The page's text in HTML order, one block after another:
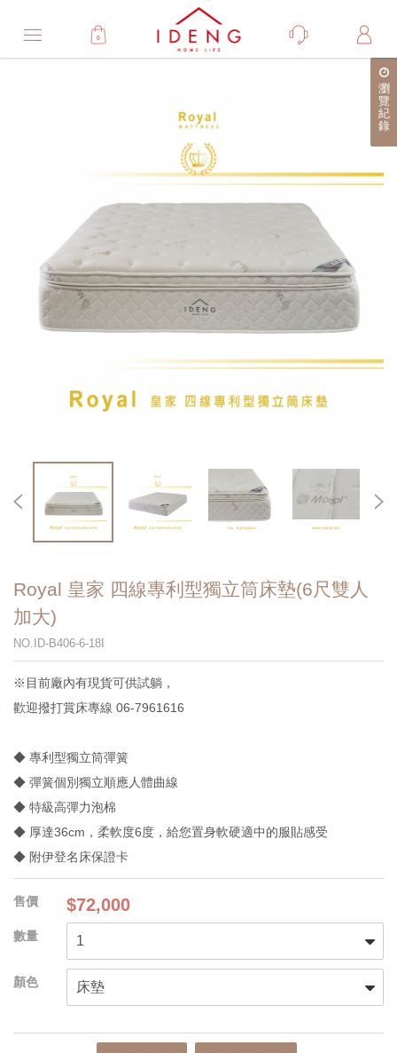
0
瀏
覽
紀
錄
Royal 皇家 四線專利型獨立筒床墊(6尺雙人
加大)
NO.ID-B406-6-18I
※目前廠內有現貨可供試躺，
歡迎撥打賞床專線 06-7961616
◆ 專利型獨立筒彈簧
◆ 彈簧個別獨立順應人體曲線
◆ 特級高彈力泡棉
◆ 厚達36cm，柔軟度6度，給您置身軟硬適中的服貼感受
◆ 附伊登名床保證卡
$72,000